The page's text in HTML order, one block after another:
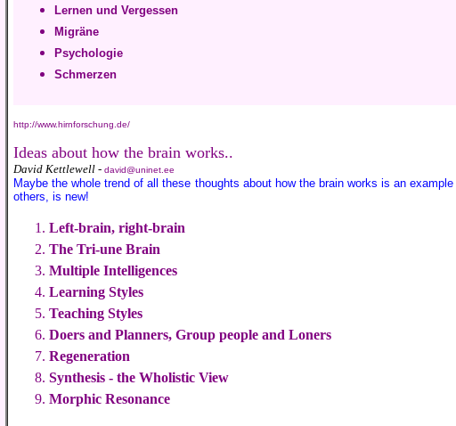
Lernen und Vergessen
Migräne
Psychologie
Schmerzen
http://www.hirnforschung.de/
Ideas about how the brain works..
David Kettlewell - david@uninet.ee
Maybe the whole trend of all these thoughts about how the brain works is an
others, is new!
Left-brain, right-brain
The Tri-une Brain
Multiple Intelligences
Learning Styles
Teaching Styles
Doers and Planners, Group people and Loners
Regeneration
Synthesis - the Wholistic View
Morphic Resonance